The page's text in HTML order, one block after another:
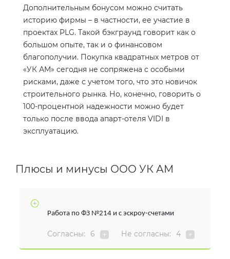
Дополнительным бонусом можно считать
историю фирмы – в частности, ее участие в
проектах PLG. Такой бэкграунд говорит как о
большом опыте, так и о финансовом
благополучии. Покупка квадратных метров от
«УК АМ» сегодня не сопряжена с особыми
рисками, даже с учетом того, что это новичок
строительного рынка. Но, конечно, говорить о
100-процентной надежности можно будет
только после ввода апарт-отеля VIDI в
эксплуатацию.
Плюсы и минусы ООО УК АМ
Работа по ФЗ №214 и с эскроу-счетами
Согласны: 6 Не согласны: 4